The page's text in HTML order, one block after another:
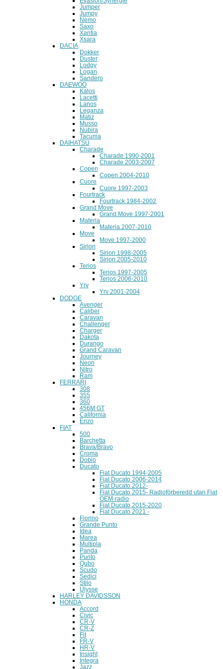
Jumper
Jumpy
Nemo
Saxo
Xantia
Xsara
DACIA
Dokker
Duster
Lodgy
Logan
Sandero
DAEWOO
Kalos
Lacetti
Lanos
Leganza
Matiz
Musso
Nubira
Tacuma
DAIHATSU
Charade
Charade 1990-2001
Charade 2003-2007
Copen
Copen 2004-2010
Cuore
Cuore 1997-2003
Fourtrack
Fourtrack 1984-2002
Grand Move
Grand Move 1997-2001
Materia
Materia 2007-2010
Move
Move 1997-2000
Sirion
Sirion 1998-2005
Sirion 2005-2010
Terios
Terios 1997-2005
Terios 2006-2010
Yrv
Yrv 2001-2004
DODGE
Avenger
Caliber
Caravan
Challenger
Charger
Dakota
Durango
Grand Caravan
Journey
Neon
Nitro
Ram
FERRARI
308
355
360
456M GT
California
Enzo
FIAT
500
Barchetta
Brava/Bravo
Croma
Doblo
Ducato
Fiat Ducato 1994-2005
Fiat Ducato 2006-2014
Fiat Ducato 2012-
Fiat Ducato 2015- Radioförberedd utan Fiat
OEM-radio
Fiat Ducato 2015-2020
Fiat Ducato 2021 -
Fiorino
Grande Punto
Idea
Marea
Multipla
Panda
Punto
Qubo
Scudo
Sedici
Stilo
Ulysse
HARLEY DAVIDSSON
HONDA
Accord
Civic
CR-V
CR-Z
Fit
FR-V
HR-V
Insight
Integra
Jazz